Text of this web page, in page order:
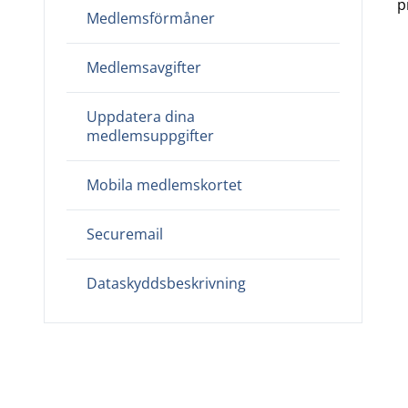
Medlemsförmåner
Medlemsavgifter
Uppdatera dina
medlemsuppgifter
Mobila medlemskortet
Securemail
Dataskyddsbeskrivning